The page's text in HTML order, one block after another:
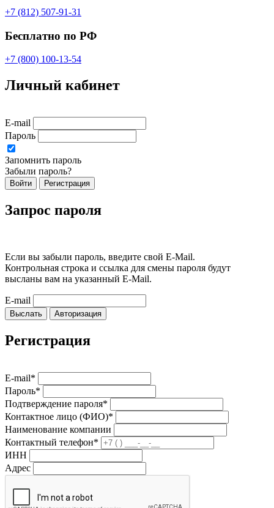
+7 (812) 507-91-31
Бесплатно по РФ
+7 (800) 100-13-54
Личный кабинет
E-mail
Пароль
Запомнить пароль
Забыли пароль?
Войти Регистрация
Запрос пароля
Если вы забыли пароль, введите свой E-Mail.
Контрольная строка и ссылка для смены пароля будут
высланы вам на указанный E-Mail.
E-mail
Выслать Авторизация
Регистрация
E-mail*
Пароль*
Подтверждение пароля*
Контактное лицо (ФИО)*
Наименование компании
Контактный телефон*
ИНН
Адрес